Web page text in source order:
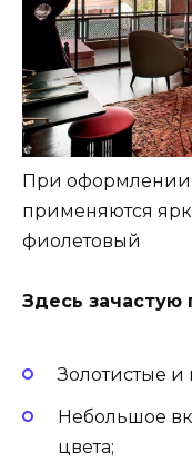
При оформлении
применяются
фиолетовый
Здесь зачастую
Золотистые и
Небольшое
цвета;